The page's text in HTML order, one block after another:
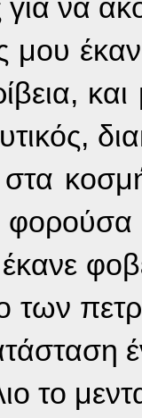
για να
μου
των
το